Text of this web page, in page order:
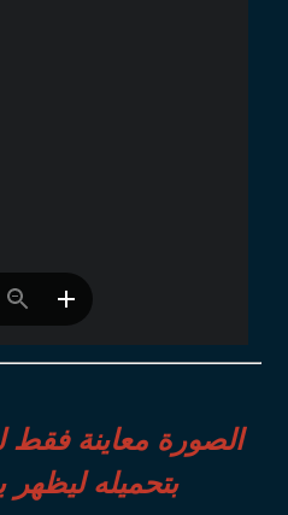
الصورة معاينة
بتحميله